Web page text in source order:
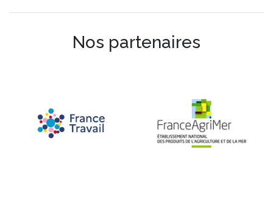
Nos partenaires